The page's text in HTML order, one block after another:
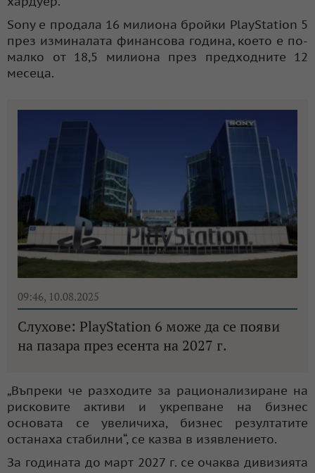
Sony е продала 16 милиона бройки PlayStation 5
през изминалата финансова година, което е по-
малко от 18,5 милиона през предходните 12
месеца.
09:46, 10.08.2025
Слухове: PlayStation 6 може да се появи
на пазара през есента на 2027 г.
„Въпреки че разходите за рационализиране на
рисковите активи и укрепване на бизнес
основата се увеличиха, бизнес резултатите
останаха стабилни“, се казва в изявлението.
За годината до март 2027 г. се очаква дивизията